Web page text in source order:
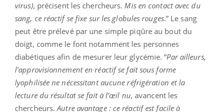
virus), précisent les chercheurs.Mis en contact avec du
sang, ce réactif se fixe sur les globules rouges.” Le sang
peut être prélevé par une simple piqûre au bout du
doigt, comme le font notamment les personnes
diabétiques afin de mesurer leur glycémie. “Par ailleurs,
l’approvisionnement en réactif se fait sous forme
lyophilisée ne nécessitant aucune réfrigération et la
lecture du résultat se fait à l’œil nu, avancent les
chercheurs.Autre avantage : ce réactif est facile à